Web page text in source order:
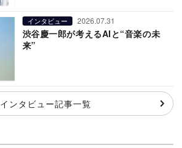
インタビュー 2026.07.31
渋谷慶一郎が考えるAIと“音楽の未
来”
インタビュー記事一覧